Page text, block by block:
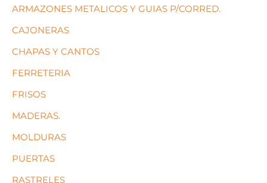
ARMAZONES METALICOS Y GUIAS P/CORRED.
CAJONERAS
CHAPAS Y CANTOS
FERRETERIA
FRISOS
MADERAS.
MOLDURAS
PUERTAS
RASTRELES